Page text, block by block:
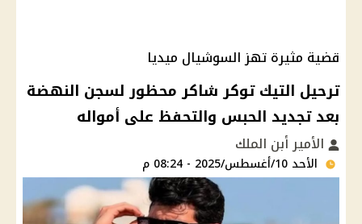
قضية مثيرة تهز السوشيال ميديا
ترحيل التيك توكر شاكر محظور لسجن النهضة
بعد تجديد الحبس والتحفظ على أمواله
الأمير أبن الملك
الأحد 10/أغسطس/2025 - 08:24 م